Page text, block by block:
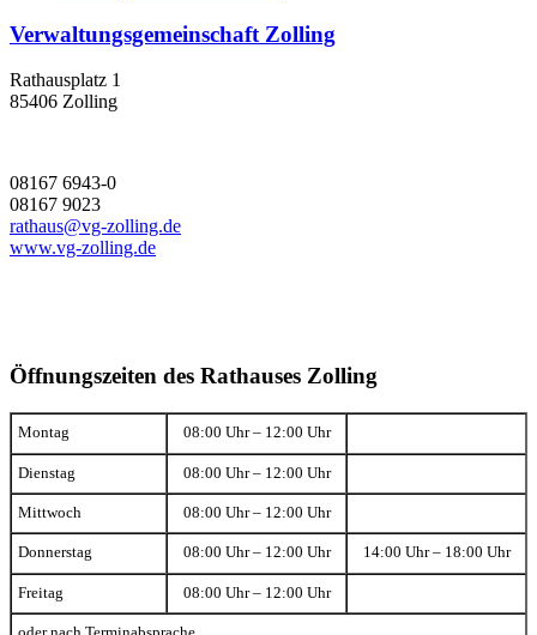
Verwaltungsgemeinschaft Zolling
Rathausplatz 1
85406 Zolling
08167 6943-0
08167 9023
rathaus@vg-zolling.de
www.vg-zolling.de
Öffnungszeiten des Rathauses Zolling
Montag 08:00 Uhr – 12:00 Uhr
Dienstag 08:00 Uhr – 12:00 Uhr
Mittwoch 08:00 Uhr – 12:00 Uhr
Donnerstag 08:00 Uhr – 12:00 Uhr 14:00 Uhr – 18:00 Uhr
Freitag 08:00 Uhr – 12:00 Uhr